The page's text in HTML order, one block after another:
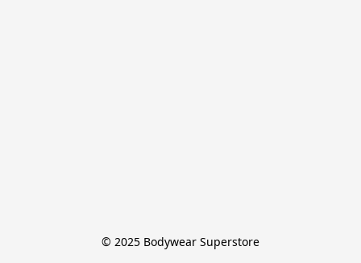
© 2025 Bodywear Superstore